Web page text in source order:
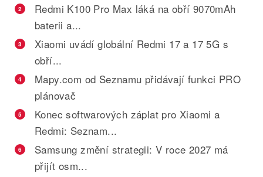
2
Redmi K100 Pro Max láká na obří 9070mAh
baterii a...
3
Xiaomi uvádí globální Redmi 17 a 17 5G s
obří...
4
Mapy.com od Seznamu přidávají funkci PRO
plánovač
5
Konec softwarových záplat pro Xiaomi a
Redmi: Seznam...
6
Samsung změní strategii: V roce 2027 má
přijít osm...